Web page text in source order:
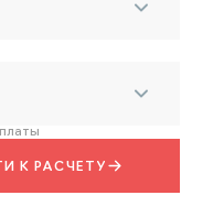
К РАСЧЕТУ